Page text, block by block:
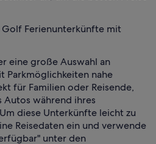
Golf Ferienunterkünfte mit
eine große Auswahl an
Parkmöglichkeiten nahe
für Familien oder Reisende,
während ihres
diese Unterkünfte leicht zu
Reisedaten ein und verwende
unter den